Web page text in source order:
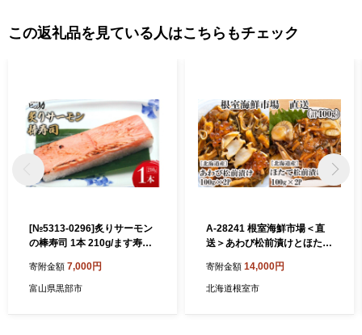
この返礼品を見ている人はこちらもチェック
[№5313-0296]炙りサーモン
の棒寿司 1本 210g/ます寿司
鮨 ます寿司 ます鮨 棒寿司
寄附金額 7,000円
富山県黒部市
A-28241 根室海鮮市場＜直
送＞あわび松前漬けとほたて
g)
寄附金額 14,000円
北海道根室市